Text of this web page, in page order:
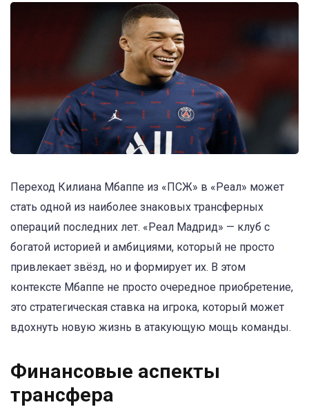
Переход Килиана Мбаппе из «ПСЖ» в «Реал» может
стать одной из наиболее знаковых трансферных
операций последних лет. «Реал Мадрид» — клуб с
богатой историей и амбициями, который не просто
привлекает звёзд, но и формирует их. В этом
контексте Мбаппе не просто очередное приобретение,
это стратегическая ставка на игрока, который может
вдохнуть новую жизнь в атакующую мощь команды.
Финансовые аспекты
трансфера